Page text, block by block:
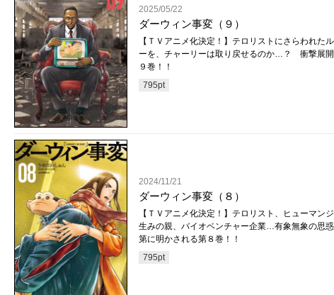
2025/05/22
ダーウィン事変（９）
【ＴＶアニメ化決定！】テロリストにさらわれた
ーを、チャーリーは取り戻せるのか…？ 衝撃展
９巻！！
795pt
2024/11/21
ダーウィン事変（８）
【ＴＶアニメ化決定！】テロリスト、ヒューマン
生みの親、バイオベンチャー企業…有象無象の思
第に明かされる第８巻！！
795pt